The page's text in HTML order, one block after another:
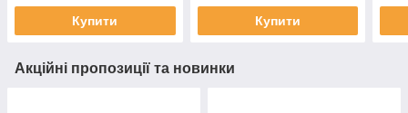
Купити Купити
Акційні пропозиції та новинки